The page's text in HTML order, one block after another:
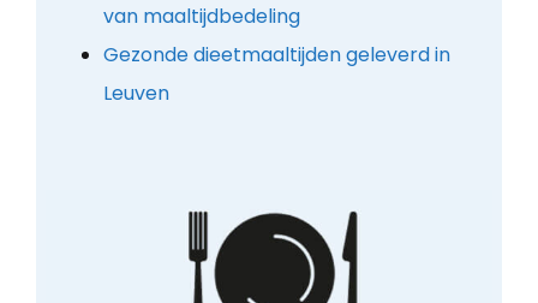
van maaltijdbedeling
Gezonde dieetmaaltijden geleverd in
Leuven